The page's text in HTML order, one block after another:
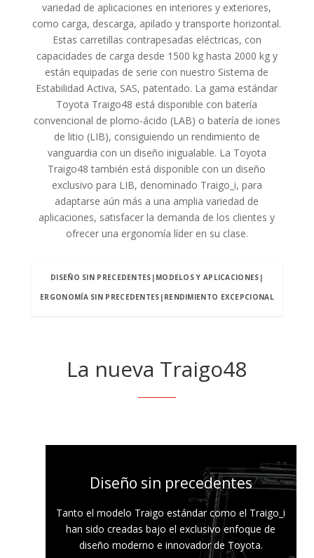
variedad de aplicaciones en interiores y exteriores,
como carga, descarga, apilado y transporte horizontal.
Estas carretillas contrapesadas eléctricas, con
capacidades de carga desde 1500 kg hasta 2000 kg y
están equipadas de serie con nuestro Sistema de
Estabilidad Activa, SAS, patentado. La gama estándar
Toyota Traigo48 está disponible con batería
convencional de plomo-ácido (LAB) o batería de iones
de litio (LIB), consiguiendo un rendimiento de
vanguardia con un diseño inigualable. La Toyota
Traigo48 también está disponible con un diseño
exclusivo para LIB, denominado Traigo_i, para
adaptarse aún más a una amplia variedad de
aplicaciones, satisfacer la demanda de los clientes y
ofrecer una ergonomía líder en su clase.
DISEÑO SIN PRECEDENTES | MODELOS Y APLICACIONES |
ERGONOMÍA SIN PRECEDENTES | RENDIMIENTO EXCEPCIONAL
La nueva Traigo48
Diseño sin precedentes
Tanto el modelo Traigo estándar como el Traigo_i
han sido creadas bajo el exclusivo enfoque de
diseño moderno e innovador de Toyota.